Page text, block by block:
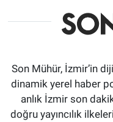
Son Mühür, İzmir’in
dinamik yerel haber
anlık İzmir son
doğru yayıncılık